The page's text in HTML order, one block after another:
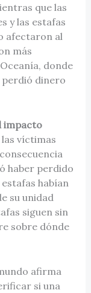
que las
y las estafas
afectaron al
más
donde
perdió dinero
impacto
víctimas
haber perdido
habían
su unidad
siguen sin
sobre dónde
afirma
si una